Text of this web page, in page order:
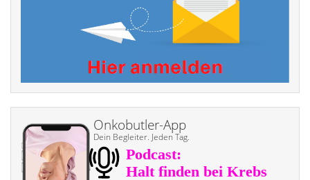
Onkobutler-App
Dein Begleiter. Jeden Tag.